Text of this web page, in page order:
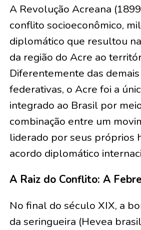
A Revolução Acreana
conflito socioeconômico,
diplomático que resultou
da região do Acre ao
Diferentemente das
federativas, o Acre foi a
integrado ao Brasil por
combinação entre um
liderado por seus próprios
acordo diplomático
A Raiz do Conflito: A
No final do século XIX, a
da seringueira (Hevea